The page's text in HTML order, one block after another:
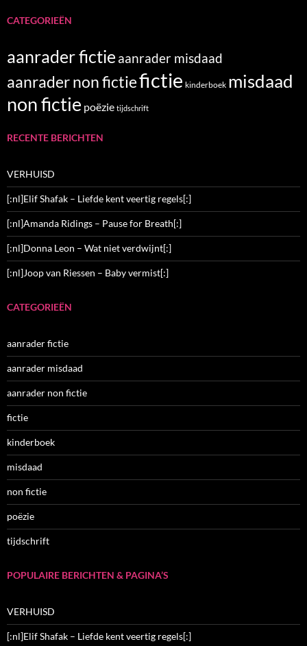
CATEGORIEËN
aanrader fictie aanrader misdaad
aanrader non fictiefictie kinderboek misdaad
non fictie poëzie tijdschrift
RECENTE BERICHTEN
VERHUISD
[:nl]Elif Shafak – Liefde kent veertig regels[:]
[:nl]Amanda Ridings – Pause for Breath[:]
[:nl]Donna Leon – Wat niet verdwijnt[:]
[:nl]Joop van Riessen – Baby vermist[:]
CATEGORIEËN
aanrader fictie
aanrader misdaad
aanrader non fictie
fictie
kinderboek
misdaad
non fictie
poëzie
tijdschrift
POPULAIRE BERICHTEN & PAGINA’S
VERHUISD
[:nl]Elif Shafak – Liefde kent veertig regels[:]